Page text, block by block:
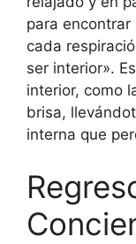
para encontrar
cada
ser interior».
interior, como
brisa,
interna que